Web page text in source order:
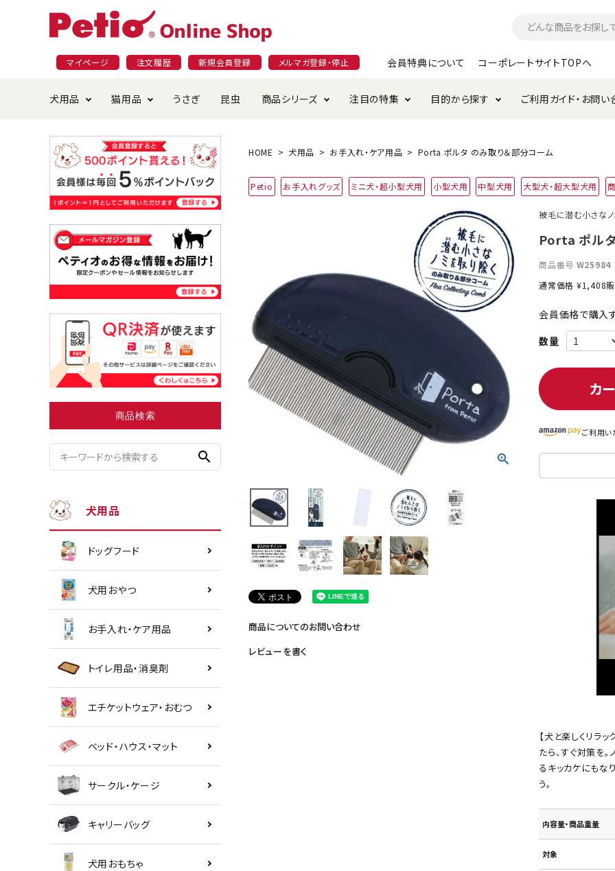
マイページ 注文履歴 新規会員登録 メルマガ登録・停止 会員特典について コーポレートサイトTOPへ
犬用品
ドッグフード おやつ お手入れ・ケア用品
ペットシーツ ベッド・ハウス・マット サークル・ケージ
おもちゃ 防虫用品
首輪・ハーネス・リード しつけ用品 替え・交換パーツ
猫用品
ごはん・おやつ お手入れ・ケア用品 トイレタリー・消臭剤
ベッド・ハウス・マット サークル・ケージ・タワー キャリーバッグ
食器・給水器 服・ウェア
替え・交換パーツ
うさぎ 昆虫 商品シリーズ
プラクト 素材そのまま 極上
注目の特集
夜のお散歩特集 無添加特集 けりぐるみ特集
目的から探す
国産フード&おやつ特集 穀物不使用のグレインフリー
じゃらして遊ぶ 投げて遊ぶ
またたび・元気草 夜のお散歩
小型犬にオススメ ダイエット中にオススメ まとめ買いでオトク！！
ご利用ガイド・お問
ショッピングガイド 会員特典について ご注文方法について
返品・交換について オンラインショップ利用規約
商品検索
search
犬用品
ドッグフード
犬用おやつ
お手入れ・ケア用品
トイレ用品・消臭剤
エチケットウェア・おむつ
ベッド・ハウス・マット
サークル・ケージ
キャリーバッグ
犬用おもちゃ
HOME 犬用品 お手入れ・ケア用品 Porta ポルタ のみ取り＆部分コーム
Petio お手入れグッズ ミニ犬・超小型犬用 小型犬用 中型犬用 大型犬・超大型犬用
商品についてのお問い合わせ
レビューを書く
被毛に潜む小さなノ
Porta ポル
商品番号 W25984
通常価格 ¥1,408
会員価格で購入
カ
ご利用い
【犬と楽しくリラ
たら、すぐ対策を
るキッカケにもな
う。
内容量・商品重量
対象